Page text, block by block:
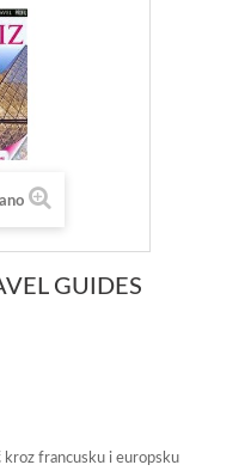
GUIDES
francusku i europsku